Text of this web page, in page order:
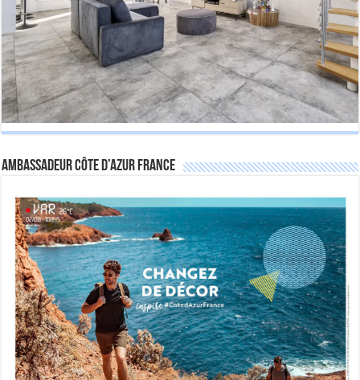
Ambassadeur Côte d’Azur France